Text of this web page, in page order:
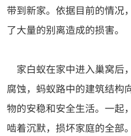
带到新家。依据目前的情况
了大量的别离造成的损害。
家白蚁在家中进入巢窝后
腐蚀，蚂蚁路中的建筑结构
物的安稳和安全生活。一起
啮着沉默，损坏家庭的全部。